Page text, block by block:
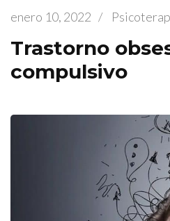
enero 10, 2022 /
Trastorno
compulsivo